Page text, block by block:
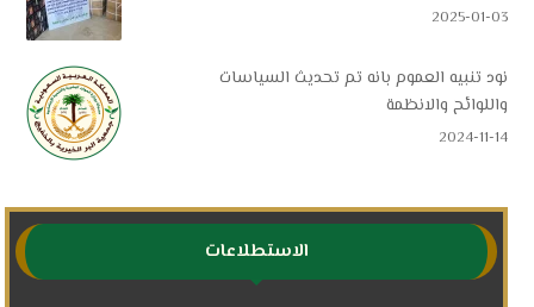
2025-01-03
نود تنبيه العموم بانه تم تحديث السياسات
واللوائح والانظمة
2024-11-14
الاستطلاعات